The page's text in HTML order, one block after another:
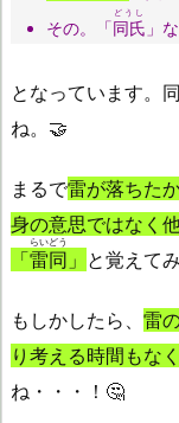
その。「同氏
どうし
」
となっています。
ね。🤝
まるで雷が落ちた
身の意思ではなく
「雷同
らいどう
」 と覚えて
もしかしたら、 雷
り考える時間もなく
ね・・・！🤔